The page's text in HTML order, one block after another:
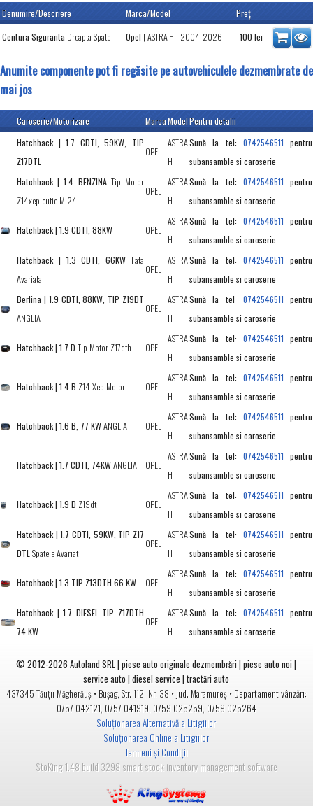
Denumire/Descriere Marca/Model
Preţ
Centura Siguranta Dreapta Spate Opel | ASTRA H | 2004-2026 100 lei
Anumite componente pot fi regăsite pe autovehiculele dezmembrate de
mai jos
Caroserie/Motorizare MarcaModelPentru detalii
Hatchback | 1.7 CDTI, 59KW, TIP
Z17DTL
OPEL
ASTRA
H
Sună la tel: 0742546511 pentru
subansamble si caroserie
Hatchback | 1.4 BENZINATip Motor
Z14xep cutie M 24
OPEL
ASTRA
H
Sună la tel: 0742546511 pentru
subansamble si caroserie
Hatchback | 1.9 CDTI, 88KW OPEL
ASTRA
H
Sună la tel: 0742546511 pentru
subansamble si caroserie
Hatchback | 1.3 CDTI, 66KW Fata
Avariata
OPEL
ASTRA
H
Sună la tel: 0742546511 pentru
subansamble si caroserie
Berlina | 1.9 CDTI, 88KW, TIP Z19DT
ANGLIA
OPEL
ASTRA
H
Sună la tel: 0742546511 pentru
subansamble si caroserie
Hatchback | 1.7 D Tip Motor Z17dth OPEL
ASTRA
H
Sună la tel: 0742546511 pentru
subansamble si caroserie
Hatchback | 1.4 B Z14 Xep Motor OPEL
ASTRA
H
Sună la tel: 0742546511 pentru
subansamble si caroserie
Hatchback | 1.6 B, 77 KWANGLIA OPEL
ASTRA
H
Sună la tel: 0742546511 pentru
subansamble si caroserie
Hatchback | 1.7 CDTI, 74KWANGLIA OPEL
ASTRA
H
Sună la tel: 0742546511 pentru
subansamble si caroserie
Hatchback | 1.9 D Z19dt OPEL
ASTRA
H
Sună la tel: 0742546511 pentru
subansamble si caroserie
Hatchback | 1.7 CDTI, 59KW, TIP Z17
DTLSpatele Avariat
OPEL
ASTRA
H
Sună la tel: 0742546511 pentru
subansamble si caroserie
Hatchback | 1.3 TIP Z13DTH 66 KW OPEL
ASTRA
H
Sună la tel: 0742546511 pentru
subansamble si caroserie
Hatchback | 1.7 DIESEL TIP Z17DTH
74 KW
OPEL
ASTRA
H
Sună la tel: 0742546511 pentru
subansamble si caroserie
© 2012-2026Autoland SRL | piese auto originale dezmembrări | piese auto noi |
service auto | diesel service | tractări auto
437345 Tăuții Măgherăuș• Bușag, Str. 112, Nr. 38 • jud. Maramureș • Departament vânzări:
0757 042121, 0757 041919, 0759 025259, 0759 025264
Soluționarea Alternativă a Litigiilor
Soluționarea Online a Litigiilor
Termeni și Condiții
StoKing 1.48 build 3298 smart stock inventory management software